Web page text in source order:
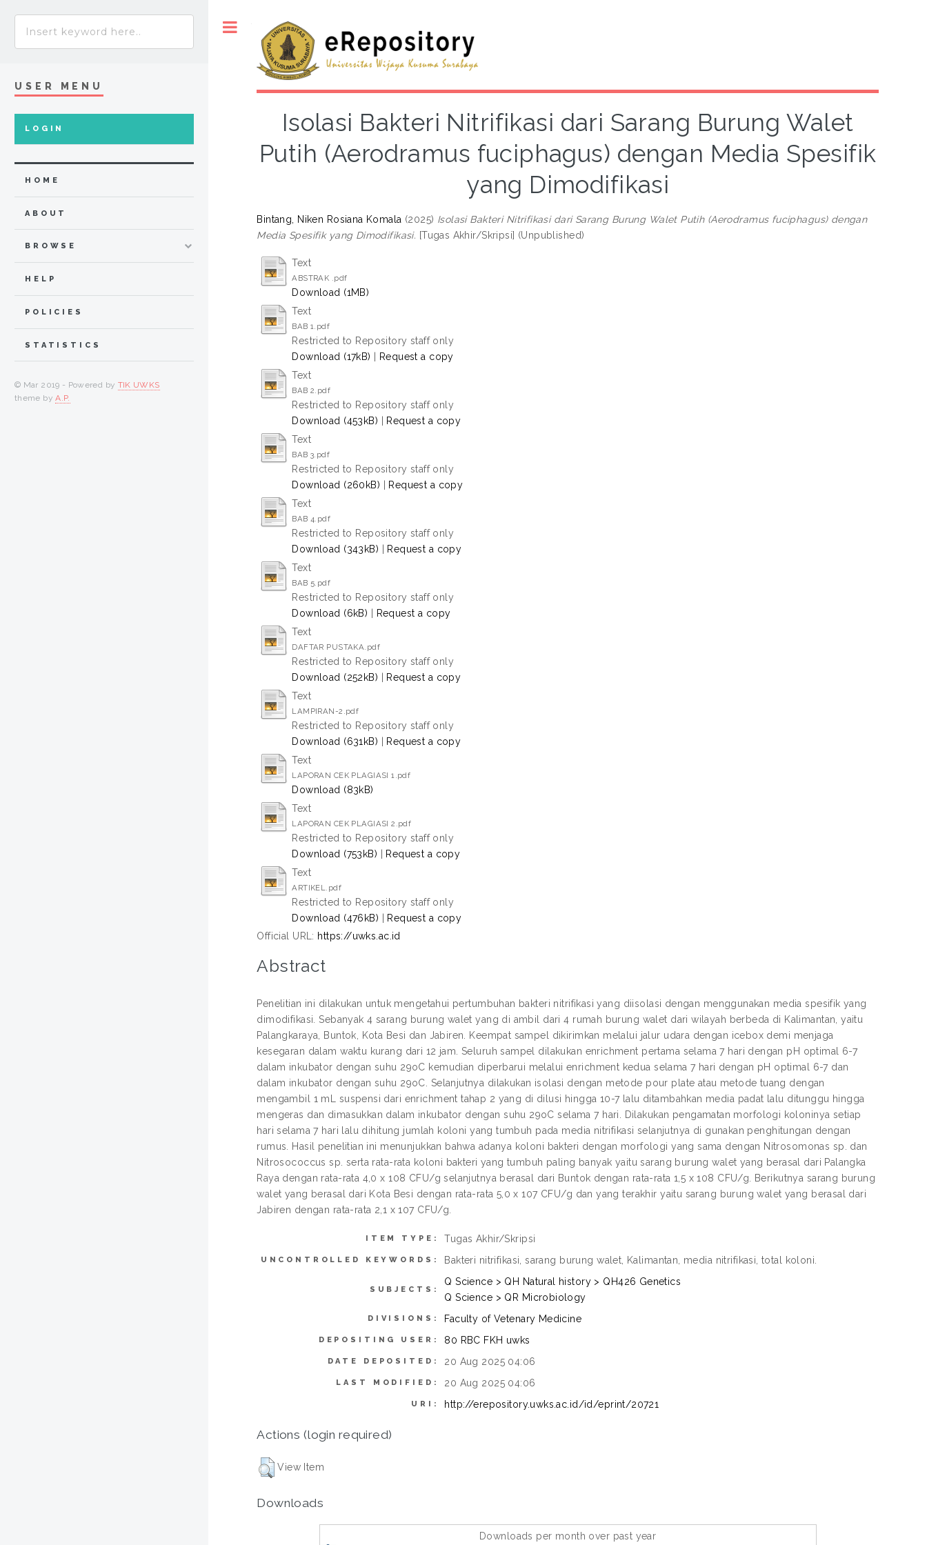
Isolasi Bakteri Nitrifikasi dari Sarang Burung Walet
Putih (Aerodramus fuciphagus) dengan Media Spesifik
yang Dimodifikasi
Bintang, Niken Rosiana Komala (2025) Isolasi Bakteri Nitrifikasi dari Sarang Burung Walet Putih (Aerodramus fuciphagus) dengan
Media Spesifik yang Dimodifikasi. [Tugas Akhir/Skripsi] (Unpublished)
Text
ABSTRAK .pdf
Download (1MB)
Text
BAB 1.pdf
Restricted to Repository staff only
Download (17kB)
Request a copy
Text
BAB 2.pdf
Restricted to Repository staff only
Download (453kB)
Request a copy
Text
BAB 3.pdf
Restricted to Repository staff only
Download (260kB)
Request a copy
Text
BAB 4.pdf
Restricted to Repository staff only
Download (343kB)
Request a copy
Text
BAB 5.pdf
Restricted to Repository staff only
Download (6kB)
Request a copy
Text
DAFTAR PUSTAKA.pdf
Restricted to Repository staff only
Download (252kB)
Request a copy
Text
LAMPIRAN-2.pdf
Restricted to Repository staff only
Download (631kB)
Request a copy
Text
LAPORAN CEK PLAGIASI 1.pdf
Download (83kB)
Text
LAPORAN CEK PLAGIASI 2.pdf
Restricted to Repository staff only
Download (753kB)
Request a copy
Text
ARTIKEL.pdf
Restricted to Repository staff only
Download (476kB)
Request a copy
Official URL: https://uwks.ac.id
Abstract
Penelitian ini dilakukan untuk mengetahui pertumbuhan bakteri nitrifikasi yang diisolasi dengan menggunakan media spesifik yang
dimodifikasi. Sebanyak 4 sarang burung walet yang di ambil dari 4 rumah burung walet dari wilayah berbeda di Kalimantan, yaitu
Palangkaraya, Buntok, Kota Besi dan Jabiren. Keempat sampel dikirimkan melalui jalur udara dengan icebox demi menjaga
kesegaran dalam waktu kurang dari 12 jam. Seluruh sampel dilakukan enrichment pertama selama 7 hari dengan pH optimal 6-7
dalam inkubator dengan suhu 29oC kemudian diperbarui melalui enrichment kedua selama 7 hari dengan pH optimal 6-7 dan
dalam inkubator dengan suhu 29oC. Selanjutnya dilakukan isolasi dengan metode pour plate atau metode tuang dengan
mengambil 1 mL suspensi dari enrichment tahap 2 yang di dilusi hingga 10-7 lalu ditambahkan media padat lalu ditunggu hingga
mengeras dan dimasukkan dalam inkubator dengan suhu 29oC selama 7 hari. Dilakukan pengamatan morfologi koloninya setiap
hari selama 7 hari lalu dihitung jumlah koloni yang tumbuh pada media nitrifikasi selanjutnya di gunakan penghitungan dengan
rumus. Hasil penelitian ini menunjukkan bahwa adanya koloni bakteri dengan morfologi yang sama dengan Nitrosomonas sp. dan
Nitrosococcus sp. serta rata-rata koloni bakteri yang tumbuh paling banyak yaitu sarang burung walet yang berasal dari Palangka
Raya dengan rata-rata 4,0 x 108 CFU/g selanjutnya berasal dari Buntok dengan rata-rata 1,5 x 108 CFU/g. Berikutnya sarang burung
walet yang berasal dari Kota Besi dengan rata-rata 5,0 x 107 CFU/g dan yang terakhir yaitu sarang burung walet yang berasal dari
Jabiren dengan rata-rata 2,1 x 107 CFU/g.
ITEM TYPE: Tugas Akhir/Skripsi
UNCONTROLLED KEYWORDS: Bakteri nitrifikasi, sarang burung walet, Kalimantan, media nitrifikasi, total koloni.
SUBJECTS:
Q Science > QH Natural history > QH426 Genetics
Q Science > QR Microbiology
DIVISIONS: Faculty of Vetenary Medicine
DEPOSITING USER: 80 RBC FKH uwks
DATE DEPOSITED: 20 Aug 2025 04:06
LAST MODIFIED: 20 Aug 2025 04:06
URI: http://erepository.uwks.ac.id/id/eprint/20721
Actions (login required)
View Item
Downloads
Downloads per month over past year
USER MENU
LOGIN
HOME
ABOUT
BROWSE
HELP
POLICIES
STATISTICS
© Mar 2019 - Powered by TIK UWKS
theme byA.P.
Toggle